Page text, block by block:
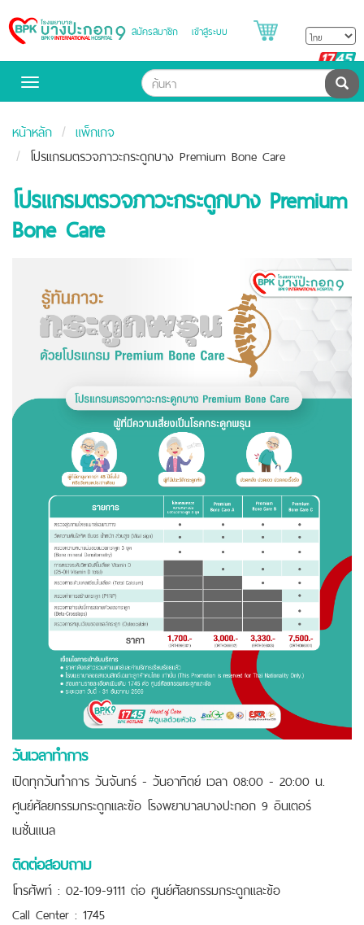
Bangpakok
Hospital
สมัครสมาชิก เข้าสู่ระบบ
Toggle
ค้น
หน้าหลัก
แพ็กเกจ
โปรแกรมตรวจภาวะกระดูกบาง Premium Bone Care
โปรแกรมตรวจภาวะกระดูกบาง Premium
Bone Care
วันเวลาทำการ
เปิดทุกวันทำการ วันจันทร์ - วันอาทิตย์ เวลา 08:00 - 20:00 น.
ศูนย์ศัลยกรรมกระดูกและข้อ โรงพยาบาลบางปะกอก 9 อินเตอร์
เนชั่นแนล
ติดต่อสอบถาม
โทรศัพท์ : 02-109-9111 ต่อ ศูนย์ศัลยกรรมกระดูกและข้อ
Call Center : 1745